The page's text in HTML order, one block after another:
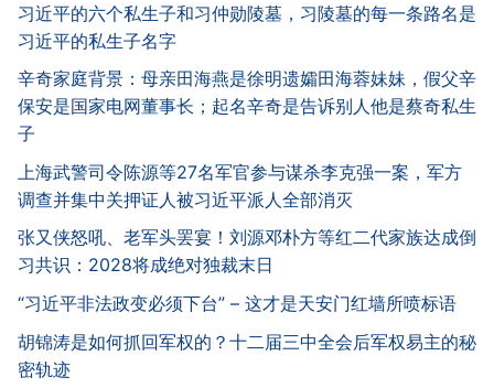
习近平的六个私生子和习仲勋陵墓，习陵墓的每一条路名是
习近平的私生子名字
辛奇家庭背景：母亲田海燕是徐明遗孀田海蓉妹妹，假父辛
保安是国家电网董事长；起名辛奇是告诉别人他是蔡奇私生
子
上海武警司令陈源等27名军官参与谋杀李克强一案，军方
调查并集中关押证人被习近平派人全部消灭
张又侠怒吼、老军头罢宴！刘源邓朴方等红二代家族达成倒
习共识：2028将成绝对独裁末日
“习近平非法政变必须下台” – 这才是天安门红墙所喷标语
胡锦涛是如何抓回军权的？十二届三中全会后军权易主的秘
密轨迹